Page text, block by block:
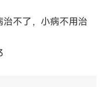
不了，小病不用治